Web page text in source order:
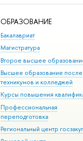
ОБРАЗОВАНИЕ
Бакалавриат
Магистратура
Второе высшее
Высшее образование после
техникумов и колледжей
Курсы повышения
Профессиональная
переподготовка
Региональный центр